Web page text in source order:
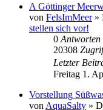
A Göttinger
von FelsImMeer»
stellen sich vor!
0 Antworten
20308
Letzter
Freitag 1.
Vorstellung
von AquaSalty »